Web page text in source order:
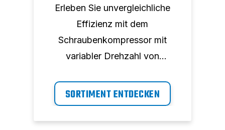
Erleben Sie unvergleichliche
Effizienz mit dem
Schraubenkompressor mit
variabler Drehzahl von
Industrieumgebung.
SORTIMENT ENTDECKEN